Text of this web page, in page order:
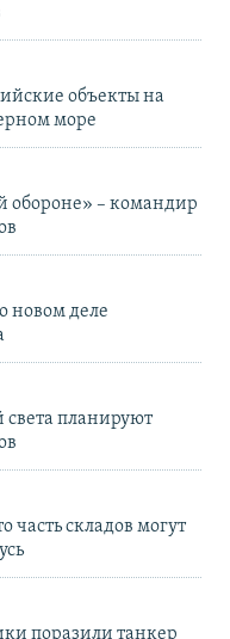
объекты на
море
обороне» – командир
новом деле
света планируют
складов могут
поразили танкер